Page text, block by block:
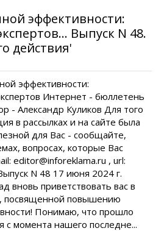
эффективности:
Выпуск N 48.
действия'
эффективности:
Интернет - бюллетень
- Александр Куликов Для того
в рассылках и на сайте была
для Вас - сообщайте,
вопросах, которые Вас
editor@inforeklama.ru , url:
N 48 17 июня 2024 г.
вновь приветствовать вас в
посвященной повышению
Понимаю, что прошло
с момента нашего последне...